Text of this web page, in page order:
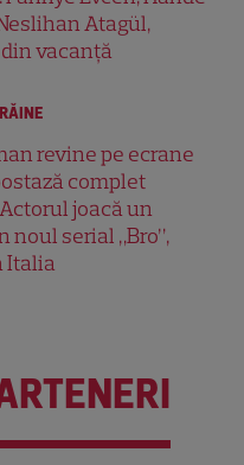
Atagül,
vacanță
revine pe ecrane
complet
joacă un
noul serial „Bro”,
Italia